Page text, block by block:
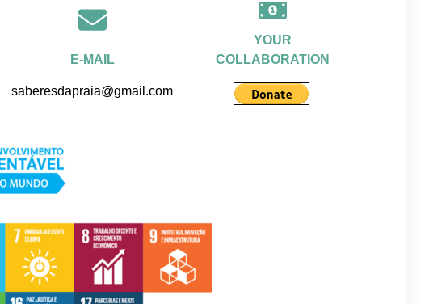
E-MAIL
saberesdapraia@gmail.com
YOUR
COLLABORATION